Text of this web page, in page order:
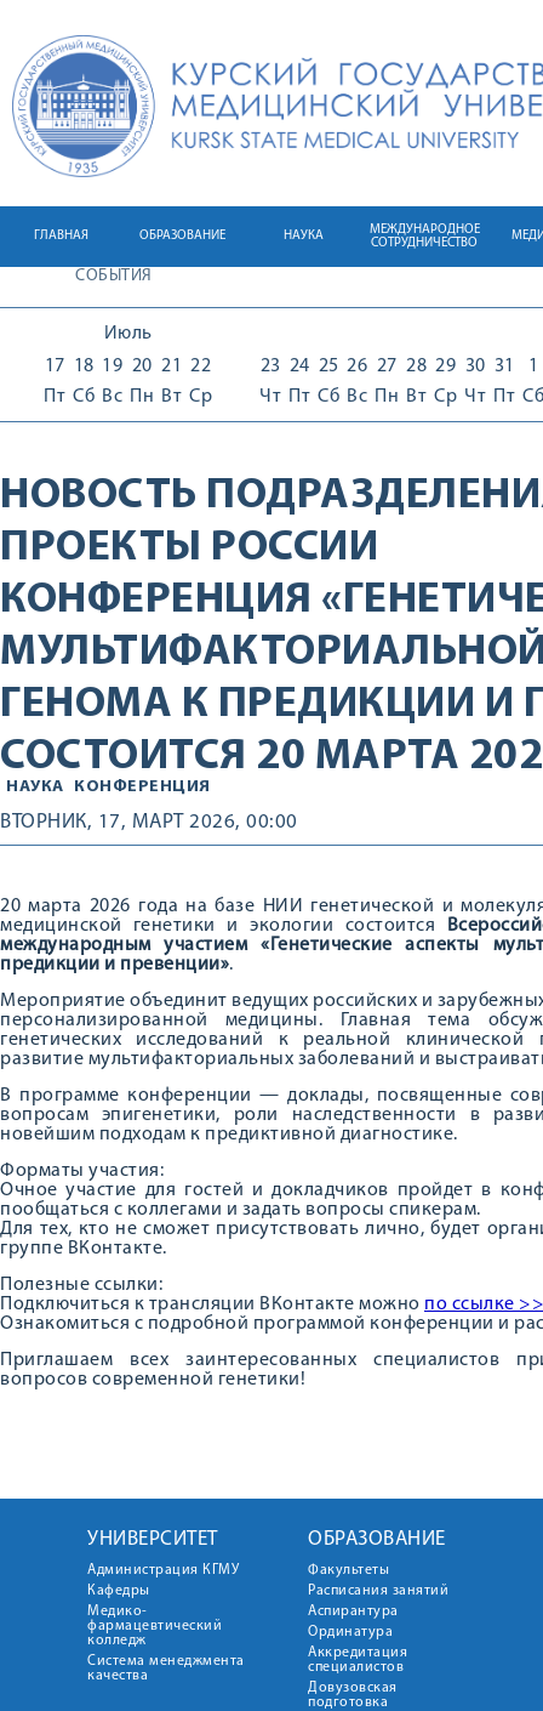
ГЛАВНАЯ ОБРАЗОВАНИЕ НАУКА
МЕЖДУНАРОДНОЕ
СОТРУДНИЧЕСТВО
СОБЫТИЯ
Июль
17
Пт
18
Сб
19
Вс
20
Пн
21
Вт
22
Ср
23
Чт
24
Пт
25
Сб
26
Вс
27
Пн
28
Вт
29
Ср
30
Чт
31
Пт
1
Сб
НОВОСТЬ
ПРОЕКТЫ РОССИИ
КОНФЕРЕНЦИЯ
ГЕНОМА К ПРЕДИКЦИИ И
СОСТОИТСЯ 20 МАРТА
НАУКА КОНФЕРЕНЦИЯ
ВТОРНИК, 17, МАРТ 2026, 00:00
20 марта 2026 года на базе НИИ генетической и
медицинской генетики и экологии состоится
международным участием «Генетические аспекты
предикции и превенции».
Мероприятие объединит ведущих российских и
персонализированной медицины. Главная тема
генетических исследований к реальной клинической
развитие мультифакториальных заболеваний и
В программе конференции — доклады, посвященные
вопросам эпигенетики, роли наследственности в
новейшим подходам к предиктивной диагностике.
Форматы участия:
Очное участие для гостей и докладчиков пройдет в
пообщаться с коллегами и задать вопросы спикерам.
Для тех, кто не сможет присутствовать лично, будет
группе ВКонтакте.
Полезные ссылки:
Подключиться к трансляции ВКонтакте можно по ссылке
Ознакомиться с подробной программой конференции и
Приглашаем всех заинтересованных специалистов
вопросов современной генетики!
УНИВЕРСИТЕТ
Администрация КГМУ
Кафедры
Медико-
фармацевтический
колледж
Система менеджмента
качества
ОБРАЗОВАНИЕ
Факультеты
Расписания занятий
Аспирантура
Ординатура
Аккредитация
специалистов
Довузовская
подготовка